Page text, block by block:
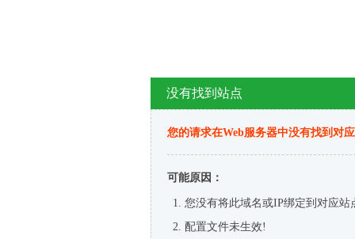
没有找到站点
您的请求在Web服务器中没有找到对
可能原因：
您没有将此域名或IP绑定到对应站
配置文件未生效!